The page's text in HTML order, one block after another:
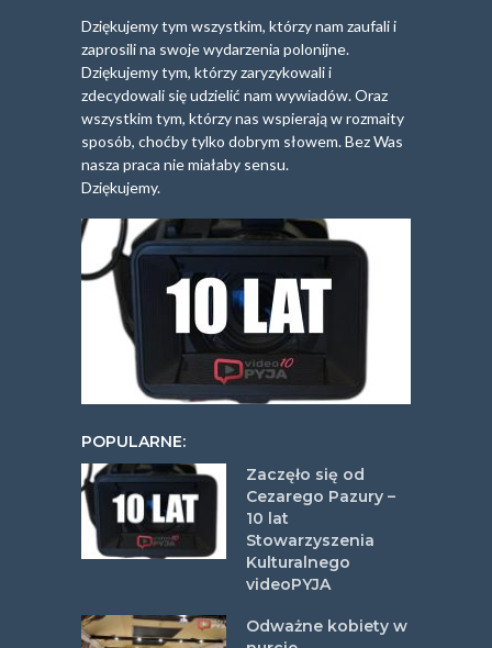
Dziękujemy tym wszystkim, którzy nam zaufali i
zaprosili na swoje wydarzenia polonijne.
Dziękujemy tym, którzy zaryzykowali i
zdecydowali się udzielić nam wywiadów. Oraz
wszystkim tym, którzy nas wspierają w rozmaity
sposób, choćby tylko dobrym słowem. Bez Was
nasza praca nie miałaby sensu.
Dziękujemy.
POPULARNE:
Zaczęło się od
Cezarego Pazury –
10 lat
Stowarzyszenia
Kulturalnego
videoPYJA
Odważne kobiety w